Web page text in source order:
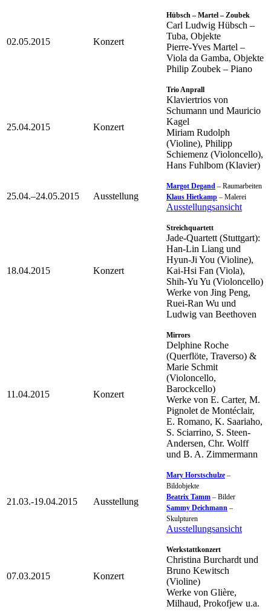
02.05.2015 Konzert
Hübsch – Martel – Zoubek
Carl Ludwig Hübsch –
Tuba, Objekte
Pierre-Yves Martel –
Viola da Gamba, Objekte
Philip Zoubek – Piano
25.04.2015 Konzert
Trio Anprall
Klaviertrios von
Schumann und Mauricio
Kagel
Miriam Rudolph
(Violine), Philipp
Schiemenz (Violoncello),
Hans Fuhlbom (Klavier)
25.04.–24.05.2015 Ausstellung
Margot Degand – Raumarbeiten
Klaus Hietkamp – Malerei
Ausstellungsansicht
18.04.2015 Konzert
Streichquartett
Jade-Quartett (Stuttgart):
Han-Lin Liang und
Hyun-Ji You (Violine),
Kai-Hsi Fan (Viola),
Shih-Yu Yu (Violoncello)
Werke von Jing Peng,
Ruei-Ran Wu und
Ludwig van Beethoven
11.04.2015 Konzert
Mirrors
Delphine Roche
(Querflöte, Traverso) &
Marie Schmit
(Violoncello,
Barockcello)
Werke von E. Carter, M.
Pignolet de Montéclair,
E. Romano, K. Saariaho,
S. Sciarrino, S. Steen-
Andersen, Chr. Wolff
und B. A. Zimmermann
21.03.-19.04.2015 Ausstellung
Mary Horstschulze –
Bildobjekte
Beatrix Tamm – Bilder
Sammy Deichmann –
Skulpturen
Ausstellungsansicht
07.03.2015 Konzert
Werkstattkonzert
Christina Burchardt und
Bruno Kewitsch
(Violine)
Werke von Glière,
Milhaud, Prokofjew u.a.